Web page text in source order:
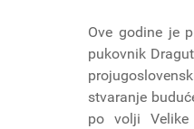
Ove godine je
pukovnik
stvaranje
po volji Velike